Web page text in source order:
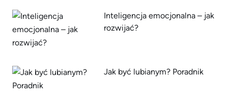
Inteligencja emocjonalna – jak
rozwijać?
Jak być lubianym? Poradnik